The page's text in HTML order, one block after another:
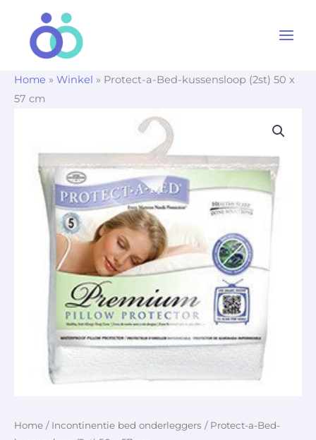
Home » Winkel » Protect-a-Bed-kussensloop (2st) 50 x
57 cm
Home / Incontinentie bed onderleggers / Protect-a-Bed-